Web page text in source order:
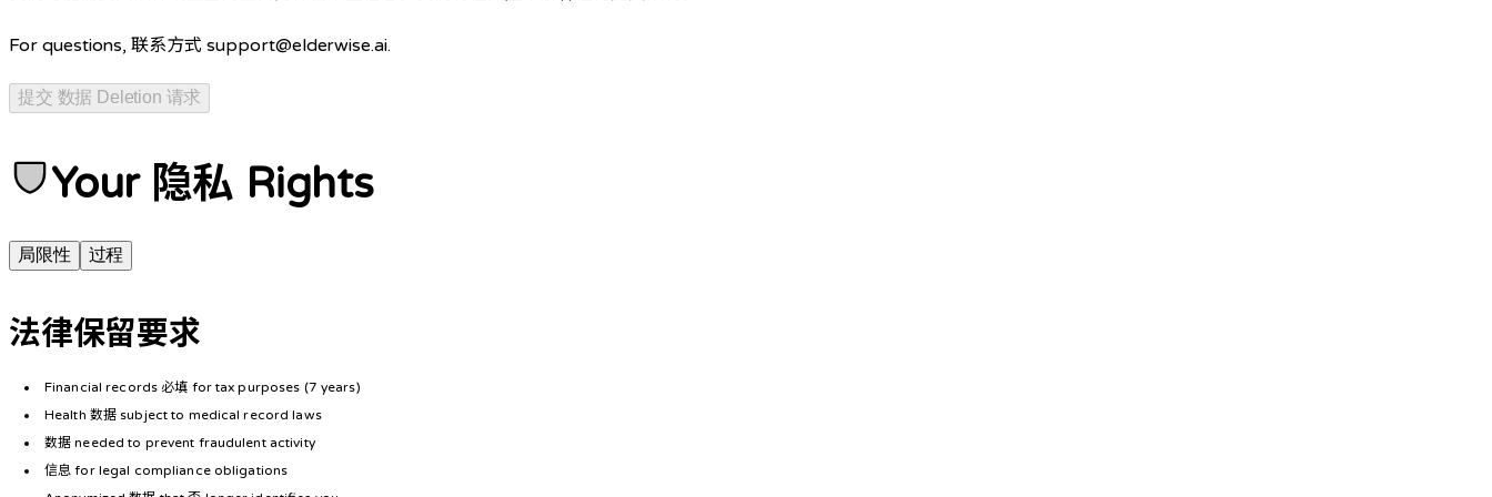
For questions, 联系方式 support@elderwise.ai.
提交 数据 Deletion 请求
Your 隐私 Rights
局限性 过程
法律保留要求
Financial records 必填 for tax purposes (7 years)
Health 数据 subject to medical record laws
数据 needed to prevent fraudulent activity
信息 for legal compliance obligations